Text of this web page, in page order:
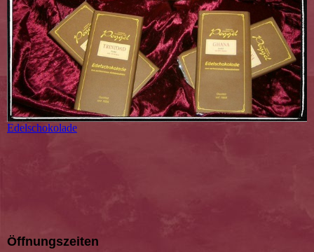
Edelschokolade
Öffnungszeiten